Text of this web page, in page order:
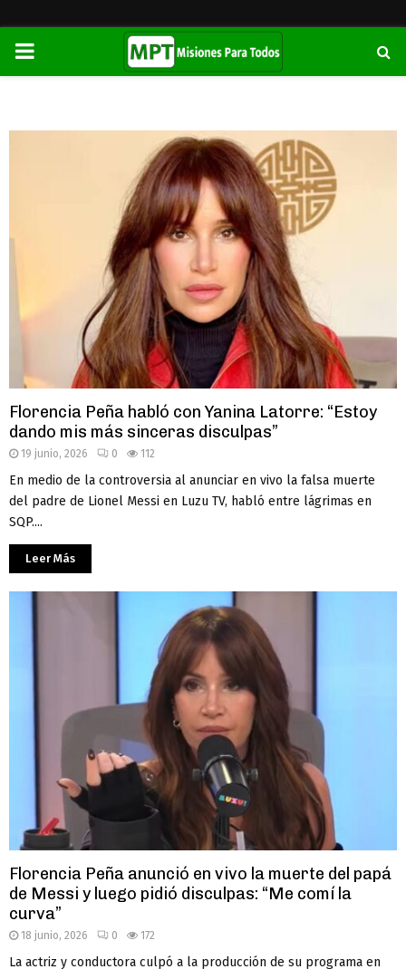
PRIMARY
Florencia Peña habló con Yanina Latorre: “Estoy
dando mis más sinceras disculpas”
19 junio, 2026 0 112
En medio de la controversia al anunciar en vivo la falsa muerte
del padre de Lionel Messi en Luzu TV, habló entre lágrimas en
SQP....
Leer Más
Florencia Peña anunció en vivo la muerte del papá
de Messi y luego pidió disculpas: “Me comí la
curva”
18 junio, 2026 0 172
La actriz y conductora culpó a la producción de su programa en